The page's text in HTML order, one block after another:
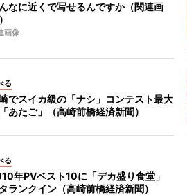
なに近くで写せるんですか（関連画
画像
る
でスイカ級の「ナシ」コンテスト最大
あたご」（高崎前橋経済新聞）
る
年PVベスト10に「デカ盛り食堂」
ランクイン（高崎前橋経済新聞）